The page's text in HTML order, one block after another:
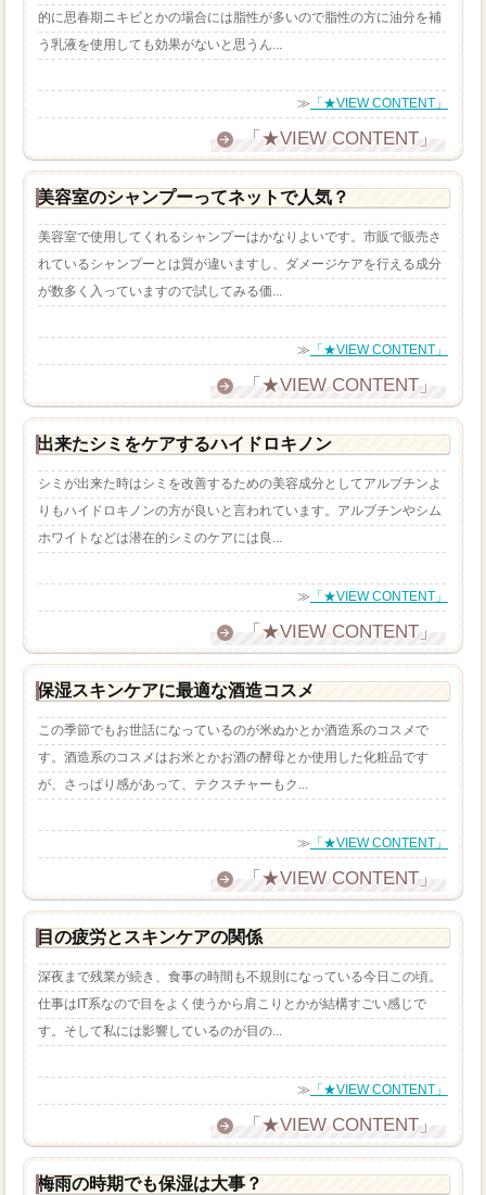
的に思春期ニキビとかの場合には脂性が多いので脂性の方に油分を補
う乳液を使用しても効果がないと思うん...
≫ 「★VIEW CONTENT」
「★VIEW CONTENT」
美容室のシャンプーってネットで人気？
美容室で使用してくれるシャンプーはかなりよいです。市販で販売さ
れているシャンプーとは質が違いますし、ダメージケアを行える成分
が数多く入っていますので試してみる価...
≫ 「★VIEW CONTENT」
「★VIEW CONTENT」
出来たシミをケアするハイドロキノン
シミが出来た時はシミを改善するための美容成分としてアルブチンよ
りもハイドロキノンの方が良いと言われています。アルブチンやシム
ホワイトなどは潜在的シミのケアには良...
≫ 「★VIEW CONTENT」
「★VIEW CONTENT」
保湿スキンケアに最適な酒造コスメ
この季節でもお世話になっているのが米ぬかとか酒造系のコスメで
す。酒造系のコスメはお米とかお酒の酵母とか使用した化粧品です
が、さっぱり感があって、テクスチャーもク...
≫ 「★VIEW CONTENT」
「★VIEW CONTENT」
目の疲労とスキンケアの関係
深夜まで残業が続き、食事の時間も不規則になっている今日この頃。
仕事はIT系なので目をよく使うから肩こりとかが結構すごい感じで
す。そして私には影響しているのが目の...
≫ 「★VIEW CONTENT」
「★VIEW CONTENT」
梅雨の時期でも保湿は大事？